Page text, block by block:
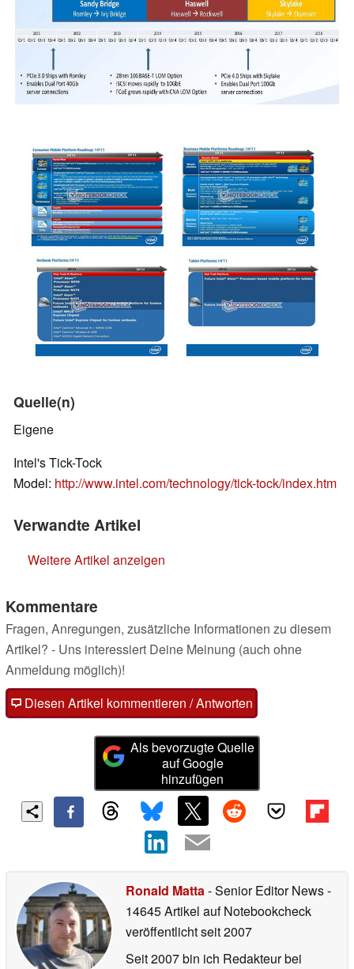
Quelle(n)
Eigene
Intel's Tick-Tock
Model: http://www.intel.com/technology/tick-tock/index.htm
Verwandte Artikel
Weitere Artikel anzeigen
Kommentare
Fragen, Anregungen, zusätzliche Informationen zu diesem
Artikel? - Uns interessiert Deine Meinung (auch ohne
Anmeldung möglich)!
Diesen Artikel kommentieren / Antworten
Als bevorzugte Quelle
auf Google
hinzufügen
Ronald Matta- Senior Editor News-
14645 Artikel auf Notebookcheck
veröffentlichtseit 2007
Seit 2007 bin ich Redakteur bei